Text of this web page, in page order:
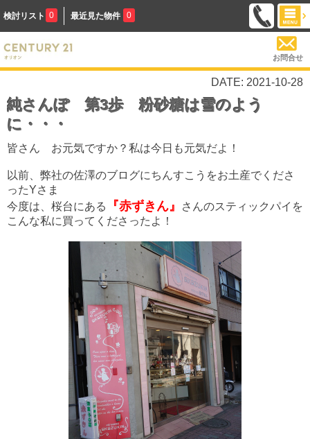
検討リスト 0 最近見た物件 0
お問合せ
DATE: 2021-10-28
純さんぽ 第3歩 粉砂糖は雪のよう
に・・・
皆さん お元気ですか？私は今日も元気だよ！
以前、弊社の佐澤のブログにちんすこうをお土産でくださ
ったYさま
今度は、桜台にある
『赤ずきん』
さんのスティックパイを
こんな私に買ってくださったよ！